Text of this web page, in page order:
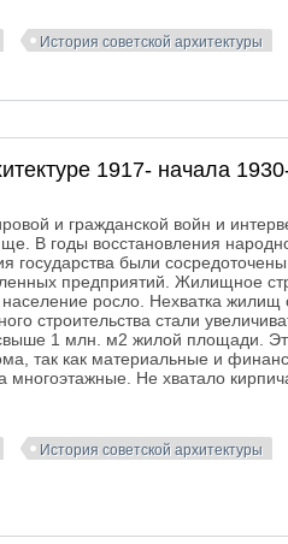
История советской архитектуры
1917- начала
и гражданской войн и
В годы восстановления
государства были
предприятий. Жилищное
население росло. Нехватка жилищ
строительства стали
1 млн. м2 жилой площади.
так как материальные и
многоэтажные. Не хватало
История советской архитектуры